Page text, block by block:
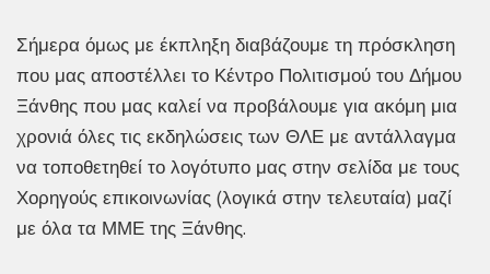
Σήμερα όμως με έκπληξη διαβάζουμε τη πρόσκληση
που μας αποστέλλει το Κέντρο Πολιτισμού του Δήμου
Ξάνθης που μας καλεί να προβάλουμε για ακόμη μια
χρονιά όλες τις εκδηλώσεις των ΘΛΕ με αντάλλαγμα
να τοποθετηθεί το λογότυπο μας στην σελίδα με τους
Χορηγούς επικοινωνίας (λογικά στην τελευταία) μαζί
με όλα τα ΜΜΕ της Ξάνθης.